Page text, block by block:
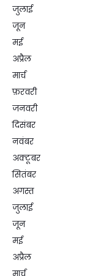
जुलाई
जून
मई
अप्रैल
मार्च
फ़रवरी
जनवरी
दिसंबर
नवंबर
अक्टूबर
सितंबर
अगस्त
जुलाई
जून
मई
अप्रैल